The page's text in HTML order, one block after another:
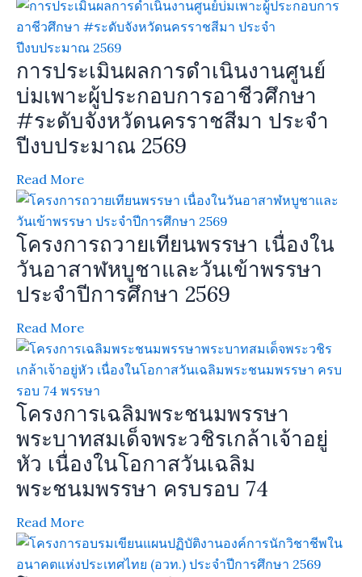
การประเมินผลการดำเนินงานศูนย์
บ่มเพาะผู้ประกอบการอาชีวศึกษา
#ระดับจังหวัดนครราชสีมา ประจำ
ปีงบประมาณ 2569
Read More
โครงการถวายเทียนพรรษา เนื่องใน
วันอาสาฬหบูชาและวันเข้าพรรษา
ประจำปีการศึกษา 2569
Read More
โครงการเฉลิมพระชนมพรรษา
พระบาทสมเด็จพระวชิรเกล้าเจ้าอยู่
หัว เนื่องในโอกาสวันเฉลิม
พระชนมพรรษา ครบรอบ 74
Read More